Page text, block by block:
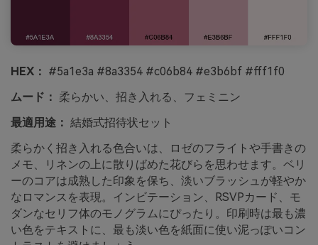
HEX： #5a1e3a #8a3354 #c06b84 #e3b6bf #fff1f0
ムード： 柔らかい、招き入れる、フェミニン
最適用途： 結婚式招待状セット
柔らかく招き入れる色合いは、ロゼのフライトや手書きの
メモ、リネンの上に散りばめた花びらを思わせます。ベリ
ーのコアは成熟した印象を保ち、淡いブラッシュが軽やか
なロマンスを表現。インビテーション、RSVPカード、モ
ダンなセリフ体のモノグラムにぴったり。印刷時は最も濃
い色をテキストに、最も淡い色を紙面に使い泥っぽいコン